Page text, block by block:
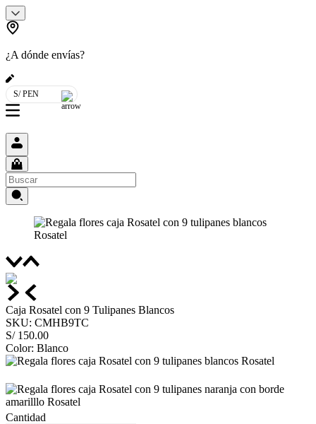
¿A dónde envías?
S/ PEN
Caja Rosatel con 9 Tulipanes Blancos
SKU: CMHB9TC
S/ 150.00
Color: Blanco
Cantidad